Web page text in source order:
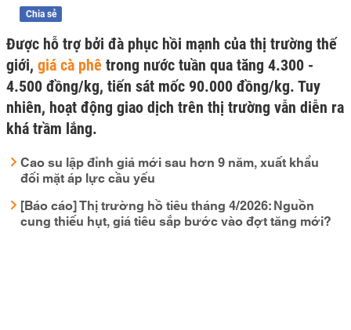
Chia sẻ
Được hỗ trợ bởi đà phục hồi mạnh của thị trường thế
giới, giá cà phê trong nước tuần qua tăng 4.300 -
4.500 đồng/kg, tiến sát mốc 90.000 đồng/kg. Tuy
nhiên, hoạt động giao dịch trên thị trường vẫn diễn ra
khá trầm lắng.
Cao su lập đỉnh giá mới sau hơn 9 năm, xuất khẩu
đối mặt áp lực cầu yếu
[Báo cáo] Thị trường hồ tiêu tháng 4/2026: Nguồn
cung thiếu hụt, giá tiêu sắp bước vào đợt tăng mới?